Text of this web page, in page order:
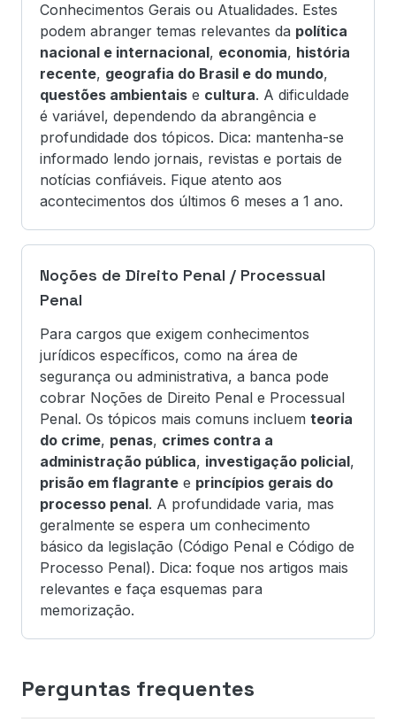
Conhecimentos Gerais ou Atualidades. Estes
podem abranger temas relevantes da política
nacional e internacional, economia, história
recente, geografia do Brasil e do mundo,
questões ambientais e cultura. A dificuldade
é variável, dependendo da abrangência e
profundidade dos tópicos. Dica: mantenha-se
informado lendo jornais, revistas e portais de
notícias confiáveis. Fique atento aos
acontecimentos dos últimos 6 meses a 1 ano.
Noções de Direito Penal / Processual
Penal
Para cargos que exigem conhecimentos
jurídicos específicos, como na área de
segurança ou administrativa, a banca pode
cobrar Noções de Direito Penal e Processual
Penal. Os tópicos mais comuns incluem teoria
do crime, penas, crimes contra a
administração pública, investigação policial,
prisão em flagrante e princípios gerais do
processo penal. A profundidade varia, mas
geralmente se espera um conhecimento
básico da legislação (Código Penal e Código de
Processo Penal). Dica: foque nos artigos mais
relevantes e faça esquemas para
memorização.
Perguntas frequentes